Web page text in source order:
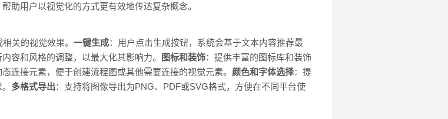
助用户以视觉化的方式更有效地传达复杂概念。
关的视觉效果。 一键生成：用户点击生成按钮，系统会基于文本内容推荐最
容和风格的调整，以最大化其影响力。 图标和装饰：提供丰富的图标库和装饰
态连接元素，便于创建流程图或其他需要连接的视觉元素。 颜色和字体选择：提
多格式导出：支持将图像导出为PNG、PDF或SVG格式，方便在不同平台使